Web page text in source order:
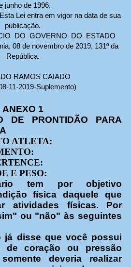
junho de 1996.
Lei entra em vigor na data de sua
publicação.
DO GOVERNO DO ESTADO
08 de novembro de 2019, 131º da
República.
RAMOS CAIADO
11-2019-Suplemento)
ANEXO 1
DE PRONTIDÃO PARA
ATLETA:
E PESO:
tem por objetivo
física daquele que
atividades físicas. Por
ou "não" às seguintes
já disse que você possui
de coração ou pressão
deveria realizar